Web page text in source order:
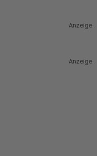
Anzeige
Anzeige